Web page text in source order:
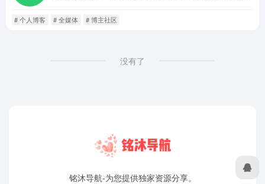
# 个人博客 # 全媒体 # 博主社区
没有了
铭沐导航-为您提供独家资源分享。